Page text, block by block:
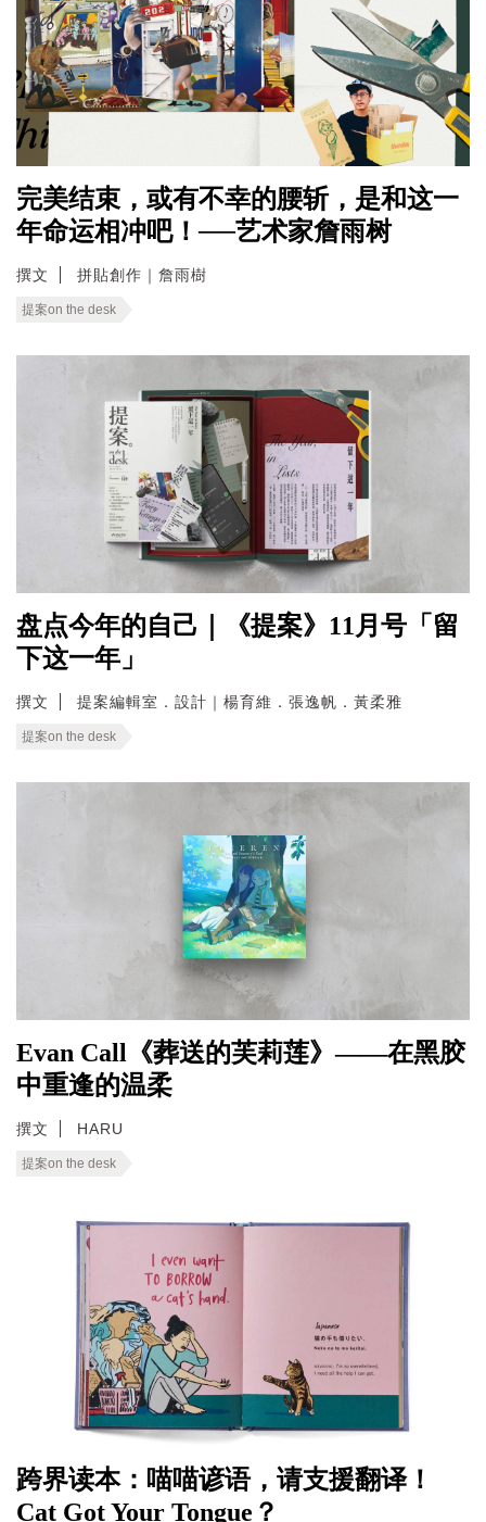
完美结束，或有不幸的腰斩，是和这一
年命运相冲吧！──艺术家詹雨树
撰文 拼貼創作｜詹雨樹
提案on the desk
盘点今年的自己｜《提案》11月号「留
下这一年」
撰文 提案編輯室．設計｜楊育維．張逸帆．黃柔雅
提案on the desk
Evan Call《葬送的芙莉莲》——在黑胶
中重逢的温柔
撰文 HARU
提案on the desk
跨界读本：喵喵谚语，请支援翻译！
Cat Got Your Tongue？